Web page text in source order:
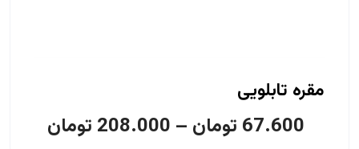
مقره تابلویی
67.600 تومان –
208.000 تومان